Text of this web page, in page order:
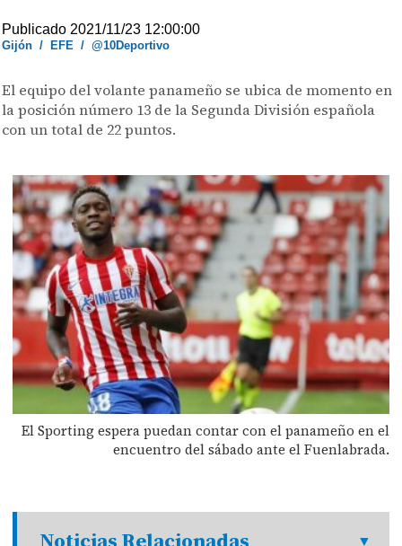
Publicado 2021/11/23 12:00:00
Gijón / EFE /@10Deportivo
El equipo del volante panameño se ubica de momento en
la posición número 13 de la Segunda División española
con un total de 22 puntos.
El Sporting espera puedan contar con el panameño en el
encuentro del sábado ante el Fuenlabrada.